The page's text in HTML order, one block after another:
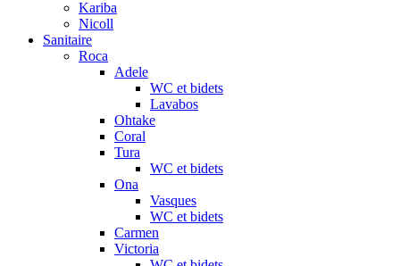
Kariba
Nicoll
Sanitaire
Roca
Adele
WC et bidets
Lavabos
Ohtake
Coral
Tura
WC et bidets
Ona
Vasques
WC et bidets
Carmen
Victoria